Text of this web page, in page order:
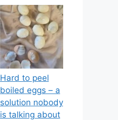
Hard to peel
boiled eggs – a
solution nobody
is talking about